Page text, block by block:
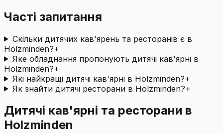
Часті запитання
Скільки дитячих кав'ярень та ресторанів є в
Holzminden?+
Яке обладнання пропонують дитячі кав'ярні в
Holzminden?+
Які найкращі дитячі кав'ярні в Holzminden?+
Як знайти дитячі ресторани в Holzminden?+
Дитячі кав'ярні та ресторани в
Holzminden